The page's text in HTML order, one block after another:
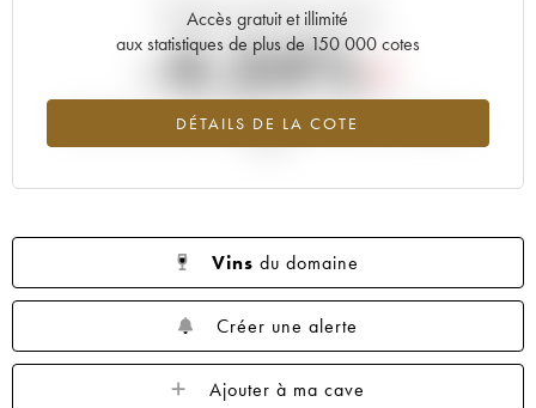
Accès gratuit et illimité
aux statistiques de plus de 150 000 cotes
DÉTAILS DE LA COTE
Tendance actuelle de la cote
-4.34%
Tendance à la baisse du millésime 2006 en 2026 par rapport à
Vins du domaine
Créer une alerte
Ajouter à ma cave